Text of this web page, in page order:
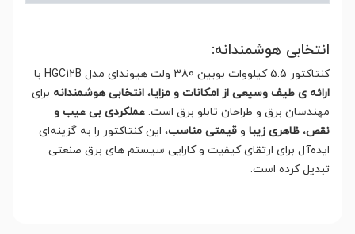
انتخابی هوشمندانه:
کنتاکتور 5.5 کیلووات بوبین 380 ولت هیوندای مدل HGC12B با
ارائه ی طیف وسیعی از امکانات و مزایا، انتخابی هوشمندانه برای
مهندسان برق و طراحان تابلو برق است. عملکردی بی عیب و
نقص، ظاهری زیبا و قیمتی مناسب، این کنتاکتور را به گزینه‌ای
ایده‌آل برای ارتقای کیفیت و کارایی سیستم های برق صنعتی
تبدیل کرده است.